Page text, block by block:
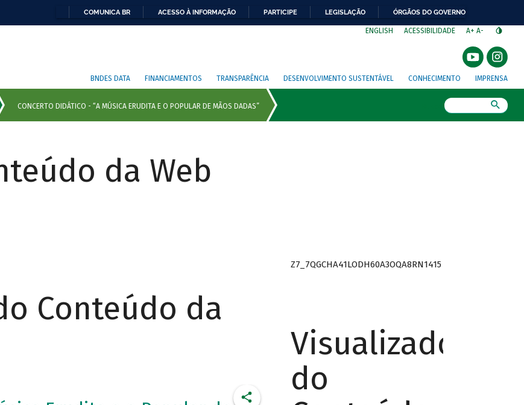
COMUNICA BR ACESSO À INFORMAÇÃO PARTICIPE LEGISLAÇÃO ÓRGÃOS DO GOVERNO
ENGLISH ACESSIBILIDADE A+ A-
BNDES DATA FINANCIAMENTOS TRANSPARÊNCIA DESENVOLVIMENTO SUSTENTÁVEL CONHECIMENTO IMPRENSA
da Web
Conteúdo da
Z7_7QGCHA41LODH60A3OQA8RN1415
Visualizador
do